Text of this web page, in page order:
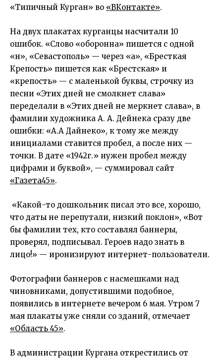
«Типичный Курган» во «ВКонтакте».
На двух плакатах курганцы насчитали 10
ошибок. «Слово «оборонна» пишется с одной
«н», «Севастополь» — через «а», «Бресткая
Крепость» пишется как «Брестская» и
«крепость» — с маленькой буквы, строчку из
песни «Этих дней не смолкнет слава»
переделали в «Этих дней не меркнет слава», в
фамилии художника А. А. Дейнека сразу две
ошибки: «А.А Дайнеко», к тому же между
инициалами ставится пробел, а после них —
точки. В дате «1942г.» нужен пробел между
цифрами и буквой», — суммировал сайт
«Газета45».
«Какой-то дошкольник писал это все, хорошо,
что даты не перепутали, низкий поклон», «Вот
бы фамилии тех, кто составлял баннеры,
проверял, подписывал. Героев надо знать в
лицо!» — иронизируют интернет-пользователи.
Фотографии баннеров с насмешками над
чиновниками, допустившими подобное,
появились в интернете вечером 6 мая. Утром 7
мая плакаты уже сняли со зданий, отмечает
«Область 45».
В администрации Кургана открестились от